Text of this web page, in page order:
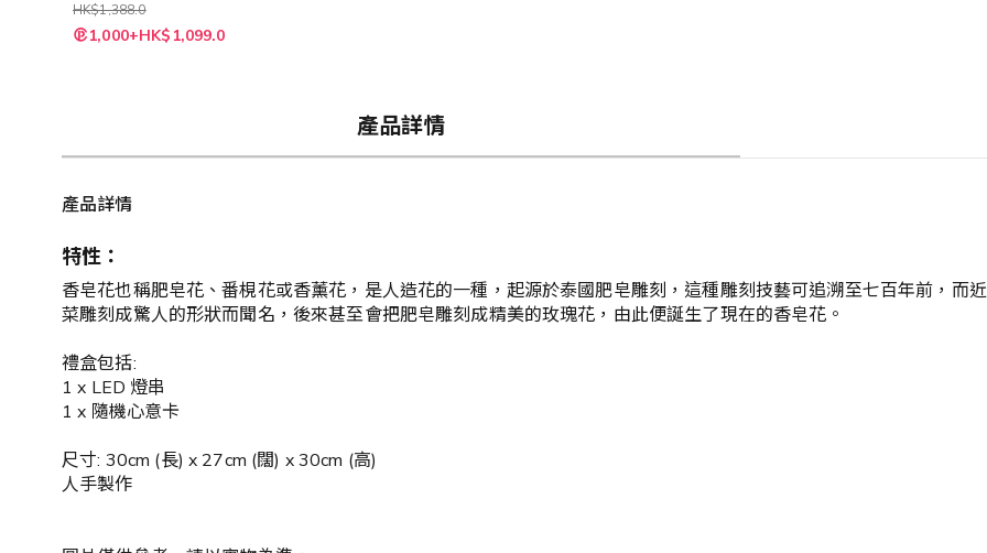
機心意卡
HK$1,388.0
特 1,000+HK$1,099.0
產品詳情
產品詳情
特性：
香皂花也稱肥皂花、番梘花或香薰花，是人造花的一種，起源於泰國肥皂雕刻，這種雕刻技藝可追溯至七百年前，
菜雕刻成驚人的形狀而聞名，後來甚至會把肥皂雕刻成精美的玫瑰花，由此便誕生了現在的香皂花。
禮盒包括:
1 x LED 燈串
1 x 隨機心意卡
尺寸: 30cm (長) x 27cm (闊) x 30cm (高)
人手製作